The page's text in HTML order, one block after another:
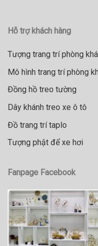
Hỗ trợ khách hàng
Tượng trang trí phòng
Mô hình trang trí phòng
Đồng hồ treo tường
Dây khánh treo xe ô tô
Đồ trang trí taplo
Tượng phật để xe hơi
Fanpage Facebook